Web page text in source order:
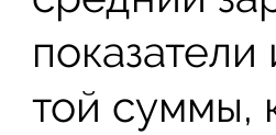
той суммы,